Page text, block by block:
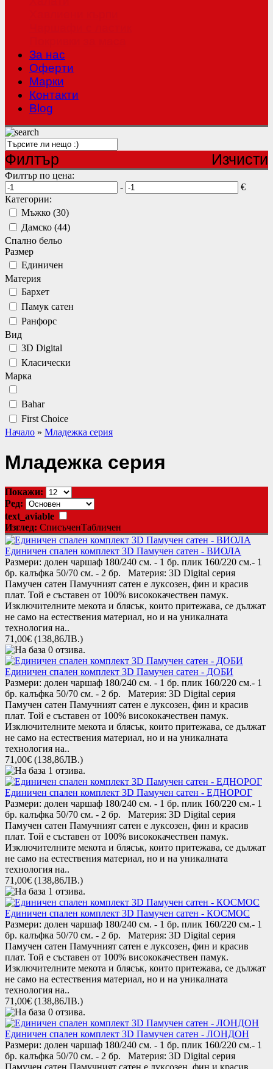
За нас
Оферти
Mарки
Контакти
Blog
Филтър Изчисти
Филтър по цена:
-
€
Категории:
Мъжко (30)
Дамско (44)
Спално бельо
Размер
Единичен
Материя
Бархет
Памук сатен
Ранфорс
Вид
3D Digital
Класически
Марка
Bahar
First Choice
Начало » Младежка серия
Младежка серия
Покажи:
Ред:
text_aviable
Изглед: СписъченТабличен
Единичен спален комплект 3D Памучен сатен - ВИОЛА
Размери: долен чаршаф 180/240 см. - 1 бр. плик 160/220 см.- 1
бр. калъфка 50/70 см. - 2 бр. Материя: 3D Digital серия
Памучен сатен Памучният сатен е луксозен, фин и красив
плат. Той е съставен от 100% висококачествен памук.
Изключителните мекота и блясък, които притежава, се дължат
не само на естествения материал, но и на уникалната
технология на..
71,00€ (138,86ЛВ.)
Единичен спален комплект 3D Памучен сатен - ДОБИ
Размери: долен чаршаф 180/240 см. - 1 бр. плик 160/220 см.- 1
бр. калъфка 50/70 см. - 2 бр. Материя: 3D Digital серия
Памучен сатен Памучният сатен е луксозен, фин и красив
плат. Той е съставен от 100% висококачествен памук.
Изключителните мекота и блясък, които притежава, се дължат
не само на естествения материал, но и на уникалната
технология на..
71,00€ (138,86ЛВ.)
Единичен спален комплект 3D Памучен сатен - ЕДНОРОГ
Размери: долен чаршаф 180/240 см. - 1 бр. плик 160/220 см.- 1
бр. калъфка 50/70 см. - 2 бр. Материя: 3D Digital серия
Памучен сатен Памучният сатен е луксозен, фин и красив
плат. Той е съставен от 100% висококачествен памук.
Изключителните мекота и блясък, които притежава, се дължат
не само на естествения материал, но и на уникалната
технология на..
71,00€ (138,86ЛВ.)
Единичен спален комплект 3D Памучен сатен - КОСМОС
Размери: долен чаршаф 180/240 см. - 1 бр. плик 160/220 см.- 1
бр. калъфка 50/70 см. - 2 бр. Материя: 3D Digital серия
Памучен сатен Памучният сатен е луксозен, фин и красив
плат. Той е съставен от 100% висококачествен памук.
Изключителните мекота и блясък, които притежава, се дължат
не само на естествения материал, но и на уникалната
технология на..
71,00€ (138,86ЛВ.)
Единичен спален комплект 3D Памучен сатен - ЛОНДОН
Размери: долен чаршаф 180/240 см. - 1 бр. плик 160/220 см.- 1
бр. калъфка 50/70 см. - 2 бр. Материя: 3D Digital серия